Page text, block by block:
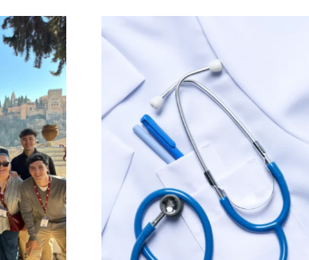
y
del
Viena, ciudad
mendeliana